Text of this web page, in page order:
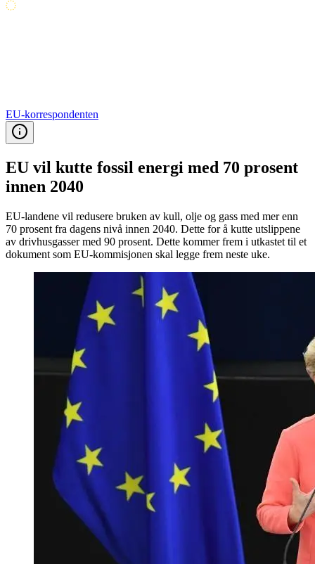
EU-korrespondenten
EU vil kutte fossil energi med 70 prosent
innen 2040
EU-landene vil redusere bruken av kull, olje og gass med mer enn
70 prosent fra dagens nivå innen 2040. Dette for å kutte utslippene
av drivhusgasser med 90 prosent. Dette kommer frem i utkastet til et
dokument som EU-kommisjonen skal legge frem neste uke.